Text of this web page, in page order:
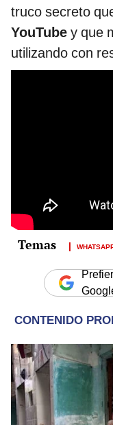
truco secreto
YouTube y que
utilizando con